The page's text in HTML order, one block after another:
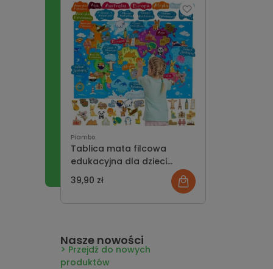
Piambo
Tablica mata filcowa
edukacyjna dla dzieci
montessori - mapa świata
39,90 zł
Nasze nowości
Przejdź do nowych
produktów